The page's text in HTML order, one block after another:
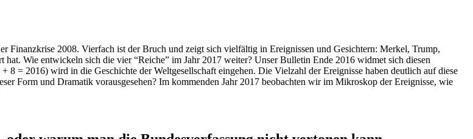
Finanzkrise 2008. Vierfach ist der Bruch und zeigt sich vielfältig in Ereignissen und Gesichtern: Merkel, Trump,
Wie entwickeln sich die vier “Reiche” im Jahr 2017 weiter? Unser Bulletin Ende 2016 widmet sich diesen
8 = 2016) wird in die Geschichte der Weltgesellschaft eingehen. Die Vielzahl der Ereignisse haben deutlich auf diese
Form und Dramatik vorausgesehen? Im kommenden Jahr 2017 beobachten wir im Mikroskop der Ereignisse, wie